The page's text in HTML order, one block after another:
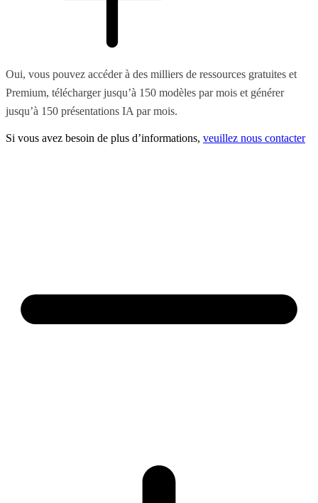
Oui, vous pouvez accéder à des milliers de ressources gratuites et
Premium, télécharger jusqu’à 150 modèles par mois et générer
jusqu’à 150 présentations IA par mois.
Si vous avez besoin de plus d’informations, veuillez nous contacter